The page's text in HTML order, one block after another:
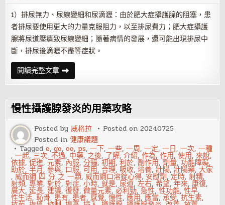
1）排尿無力、尿線變細和尿滴瀝：由於肥大症攝護腺的阻塞，患
者排尿要使用更大的力量克服阻力，以至排尿費力；肥大症攝護
腺將尿道壓癟致尿線變細；隨著病情的發展，還可能出現排尿中
斷，排尿後滴瀝不盡等症狀。
閱讀完整文章攝
護
腺
炎
早
期
有
哪
些
症
狀
慢性攝護腺發炎的用藥攻略
Posted by威格拉 Posted on20240725
Posted in健康議題
Taggede,go,oo, ps,一下,一些,一周,一定,一日,一次,一種
,一起,三次,不過, 中藥, 之後, 了解,介紹,作為,作用,使用,來說,
依據,促進,元素, 內服,分鐘,初期,利於,副作用,劑量,功能障礙,
助於,半月,參與, 口服,可用,合理, 吸收,培養,壯陽,壯陽藥,大家
,威而鋼 四 分 之 一顆,威而鋼口溶錠心得, 安慰劑, 定時,射精,
射頻,專業,對於,對症,小時,就是,尿道,左右,希望,年來,康復,
廣大,延長, 建議,復發,微量元素,必利勁,急性,性功能,性早,
性生活,恥骨, 患有, 患者,感覺,慢性,應用,應當,承受,抗生素,